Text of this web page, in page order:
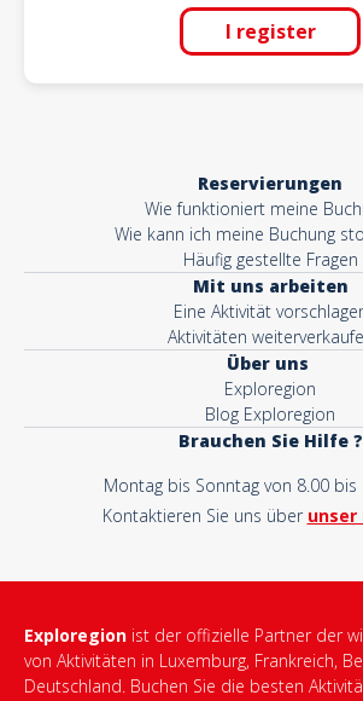
I register
Reservierungen
Wie funktioniert meine
Wie kann ich meine Buchung
Häufig gestellte Fragen
Mit uns arbeiten
Eine Aktivität
Aktivitäten
Über uns
Exploregion
Blog Exploregion
Brauchen Sie Hilfe ?
Montag bis Sonntag von 8.00 bis
Kontaktieren Sie uns über unser
Exploregion ist der offizielle Partner der
von Aktivitäten in Luxemburg, Frankreich,
Deutschland. Buchen Sie die besten